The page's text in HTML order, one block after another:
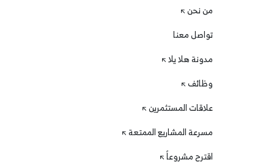
من نحن
تواصل معنا
مدونة هلا يلا
وظائف
علاقات المستثمرين
مسرعة المشاريع الممتعة
اقترح مشروعاً